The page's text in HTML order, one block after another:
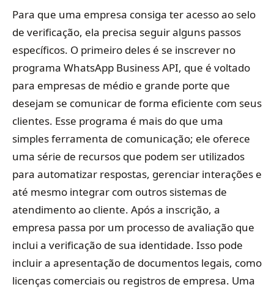
Para que uma empresa consiga ter acesso ao selo
de verificação, ela precisa seguir alguns passos
específicos. O primeiro deles é se inscrever no
programa WhatsApp Business API, que é voltado
para empresas de médio e grande porte que
desejam se comunicar de forma eficiente com seus
clientes. Esse programa é mais do que uma
simples ferramenta de comunicação; ele oferece
uma série de recursos que podem ser utilizados
para automatizar respostas, gerenciar interações e
até mesmo integrar com outros sistemas de
atendimento ao cliente. Após a inscrição, a
empresa passa por um processo de avaliação que
inclui a verificação de sua identidade. Isso pode
incluir a apresentação de documentos legais, como
licenças comerciais ou registros de empresa. Uma